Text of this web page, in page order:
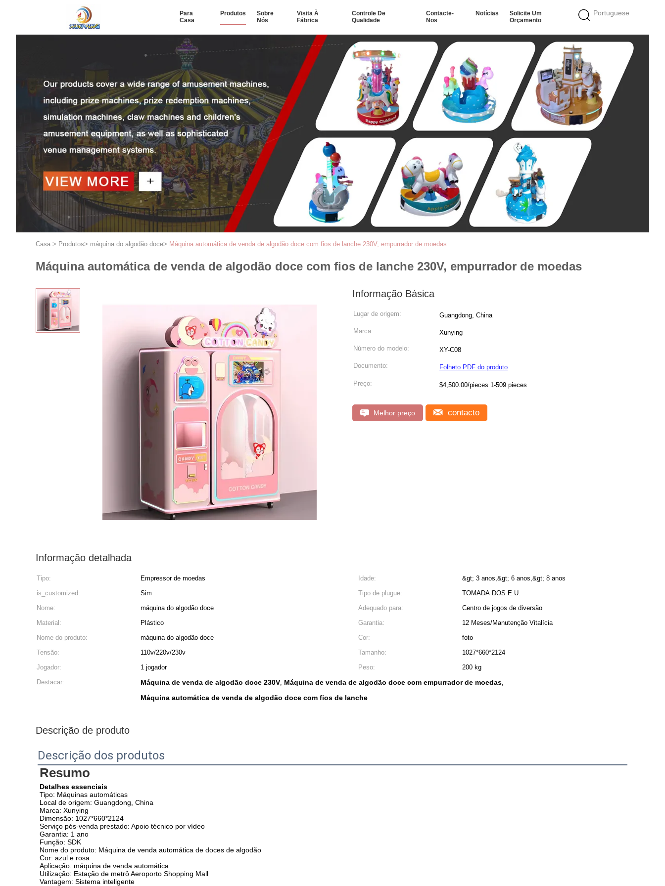
Portuguese
Para
Casa
Produtos
Sobre
Nós
Visita À
Fábrica
Controle De
Qualidade
Contacte-
Nos
Notícias
Solicite Um
Orçamento
Casa > Produtos> máquina do algodão doce> Máquina automática de venda de algodão doce com fios de lanche 230V, empurrador de moedas
Máquina automática de venda de algodão doce com fios de lanche 230V, empurrador de moedas
Informação Básica
Lugar de origem: Guangdong, China
Marca: Xunying
Número do modelo: XY-C08
Documento: Folheto PDF do produto
Preço: $4,500.00/pieces 1-509 pieces
Melhor preço contacto
Informação detalhada
Tipo: Empressor de moedas Idade:
&gt; 3 anos,&gt; 6 anos,&gt; 8 anos
is_customized:
Sim Tipo de plugue:
TOMADA DOS E.U.
Nome:
máquina do algodão doce Adequado para:
Centro de jogos de diversão
Material:
Plástico Garantia:
12 Meses/Manutenção Vitalícia
Nome do produto:
máquina do algodão doce Cor:
foto
Tensão:
110v/220v/230v Tamanho:
1027*660*2124
Jogador:
1 jogador Peso:
200 kg
Destacar:
Máquina de venda de algodão doce 230V, Máquina de venda de algodão doce com empurrador de moedas,
Máquina automática de venda de algodão doce com fios de lanche
Descrição de produto
Descrição dos produtos
Resumo
Detalhes essenciais
Tipo: Máquinas automáticas
Local de origem: Guangdong, China
Marca: Xunying
Dimensão: 1027*660*2124
Serviço pós-venda prestado: Apoio técnico por vídeo
Garantia: 1 ano
Função: SDK
Nome do produto: Máquina de venda automática de doces de algodão
Cor: azul e rosa
Aplicação: máquina de venda automática
Utilização: Estação de metrô Aeroporto Shopping Mall
Vantagem: Sistema inteligente